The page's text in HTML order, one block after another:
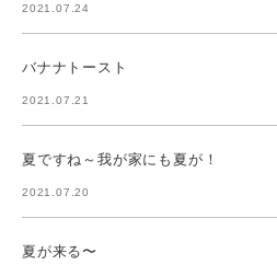
2021.07.24
バナナトースト
2021.07.21
夏ですね～我が家にも夏が！
2021.07.20
夏が来る〜